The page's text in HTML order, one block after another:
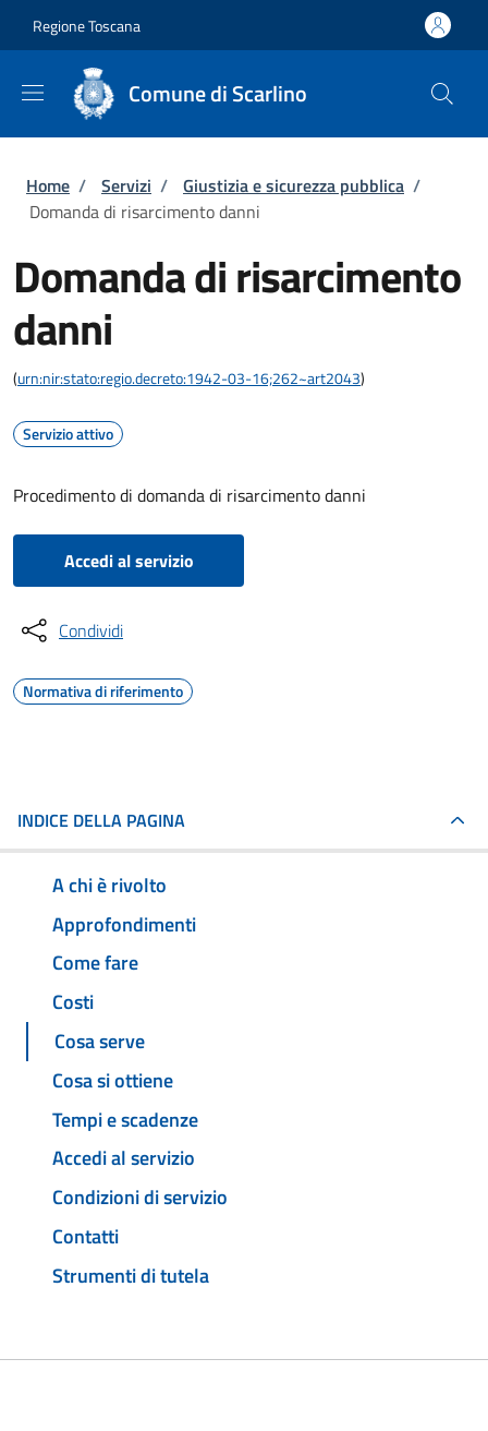
Regione Toscana
Comune di Scarlino
Briciole di pane
Home / Servizi / Giustizia e sicurezza pubblica /
Domanda di risarcimento danni
Domanda di risarcimento
danni
(urn:nir:stato:regio.decreto:1942-03-16;262~art2043)
Servizio attivo
Procedimento di domanda di risarcimento danni
Accedi al servizio
Condividi
Normativa di riferimento
INDICE DELLA PAGINA
A chi è rivolto
Approfondimenti
Come fare
Costi
Cosa serve
Cosa si ottiene
Tempi e scadenze
Accedi al servizio
Condizioni di servizio
Contatti
Strumenti di tutela